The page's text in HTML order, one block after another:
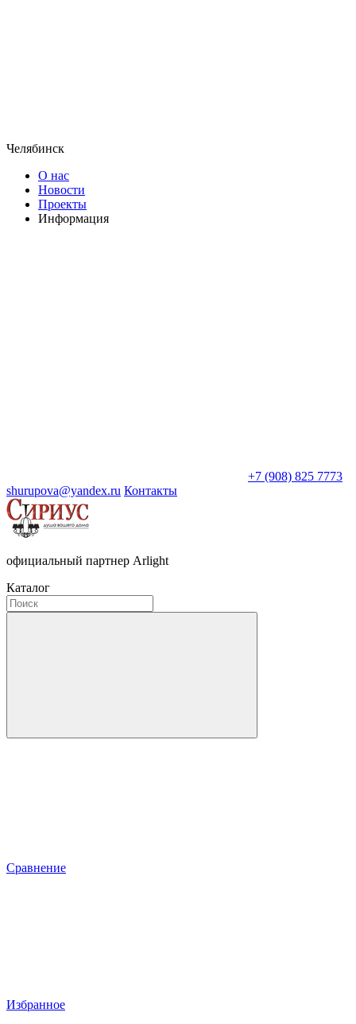
Челябинск
О нас
Новости
Проекты
Информация
+7 (908) 825 7773
shurupova@yandex.ru Контакты
официальный партнер Arlight
Каталог
Сравнение
Избранное